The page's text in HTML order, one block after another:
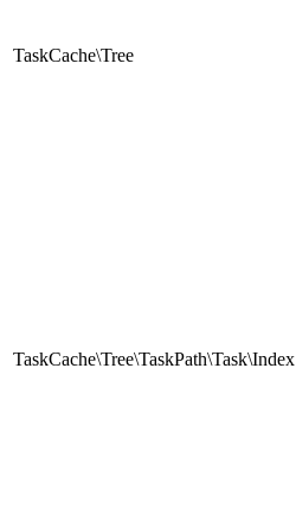
TaskCache\Tree
TaskCache\Tree\TaskPath\Task\Index